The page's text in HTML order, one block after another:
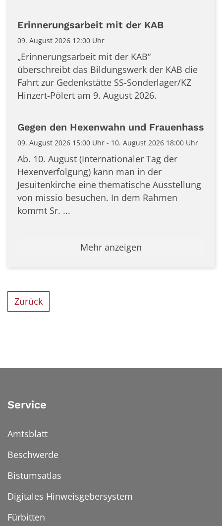
Erinnerungsarbeit mit der KAB
09. August 2026 12:00 Uhr
„Erinnerungsarbeit mit der KAB“
überschreibt das Bildungswerk der KAB die
Fahrt zur Gedenkstätte SS-Sonderlager/KZ
Hinzert-Pölert am 9. August 2026.
Gegen den Hexenwahn und Frauenhass
09. August 2026 15:00 Uhr - 10. August 2026 18:00 Uhr
Ab. 10. August (Internationaler Tag der
Hexenverfolgung) kann man in der
Jesuitenkirche eine thematische Ausstellung
von missio besuchen. In dem Rahmen
kommt Sr. ...
Mehr anzeigen
Zurück
Service
Amtsblatt
Beschwerde
Bistumsatlas
Digitales Hinweisgebersystem
Fürbitten